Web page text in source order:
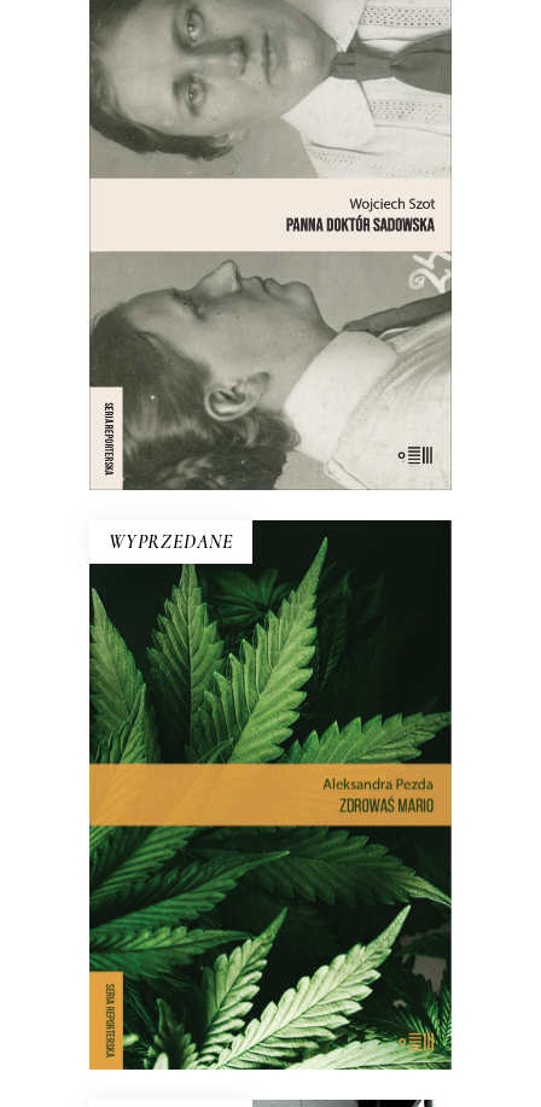
E-BOOK DO KOSZYKA
PANNA DOKTÓR SADOWSKA
Opowieść o lekarce, naukowczyni,
działaczce społecznej, feministce,
patriotce, automobilistce,
przedsiębiorczyni, lesbijce – bohaterce
jednego z najgłośniejszych skandali
obyczajowych międzywojennej
Warszawy.
42.00 21.00zł
WYPRZEDANE
E-BOOK DO KOSZYKA
ZDROWAŚ MARIO. REPORTAŻE
O MEDYCZNEJ MARIHUANIE
Dlatego pacjenci stają się
przestępcami? Reportaż interwencyjny
na temat, który dotyczy milionów z nas
– choć na co dzień nie zdajemy sobie z
tego sprawy.